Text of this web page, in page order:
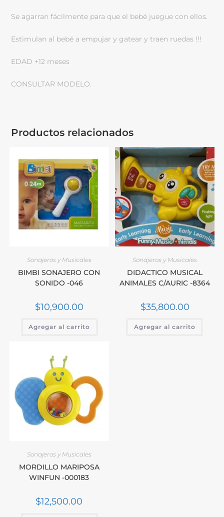
Se agarran fácilmente para que el bebé juegue con ellos.
Estimulan al bebé a empujar y gatear y traen ruedas !!!
EDAD +12 meses
CONSULTAR MODELO.
Productos relacionados
Sonajeros y Musicales
BIMBI SONAJERO CON
SONIDO -046
$10,900.00
Agregar al carrito
Sonajeros y Musicales
DIDACTICO MUSICAL
ANIMALES C/AURIC -8364
$35,800.00
Agregar al carrito
Sonajeros y Musicales
MORDILLO MARIPOSA
WINFUN -000183
$12,500.00